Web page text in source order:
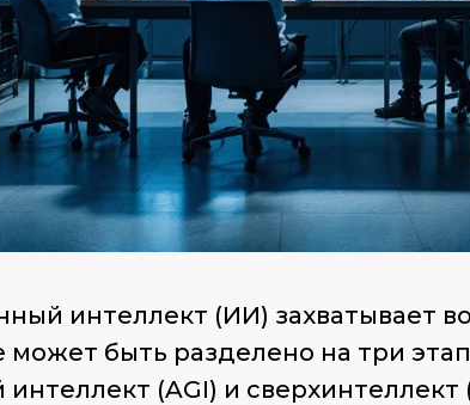
интеллект (ИИ) захватывает
быть разделено на три
(AGI) и сверхинтеллект